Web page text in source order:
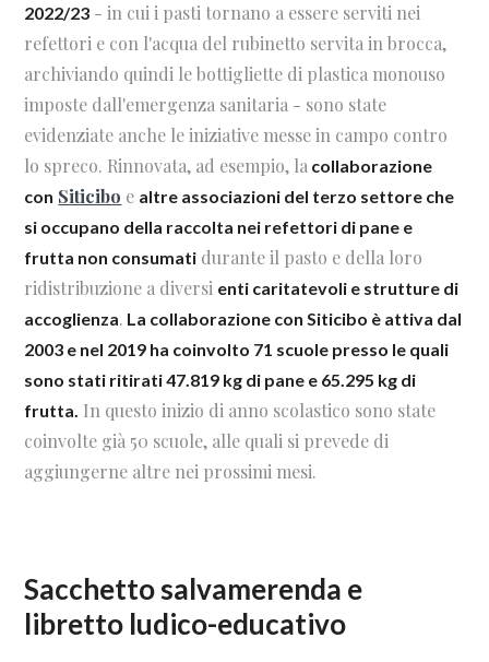
2022/23 - in cui i pasti tornano a essere serviti nei
refettori e con l'acqua del rubinetto servita in brocca,
archiviando quindi le bottigliette di plastica monouso
imposte dall'emergenza sanitaria - sono state
evidenziate anche le iniziative messe in campo contro
lo spreco. Rinnovata, ad esempio, la collaborazione
con Siticibo e altre associazioni del terzo settore che
si occupano della raccolta nei refettori di pane e
frutta non consumati durante il pasto e della loro
ridistribuzione a diversi enti caritatevoli e strutture di
accoglienza. La collaborazione con Siticibo è attiva dal
2003 e nel 2019 ha coinvolto 71 scuole presso le quali
sono stati ritirati 47.819 kg di pane e 65.295 kg di
frutta. In questo inizio di anno scolastico sono state
coinvolte già 50 scuole, alle quali si prevede di
aggiungerne altre nei prossimi mesi.
Sacchetto salvamerenda e
libretto ludico-educativo